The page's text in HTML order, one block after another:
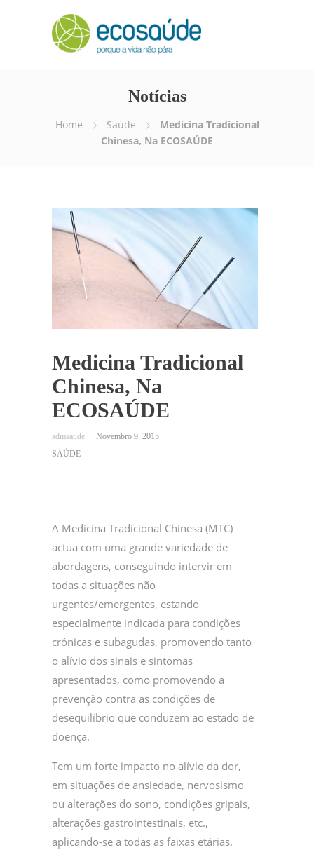
Notícias
Home Saúde
Medicina Tradicional
Chinesa, Na ECOSAÚDE
Medicina Tradicional
Chinesa, Na
ECOSAÚDE
Novembro 9, 2015
SAÚDE
A Medicina Tradicional Chinesa (MTC)
actua com uma grande variedade de
abordagens, conseguindo intervir em
todas a situações não
urgentes/emergentes, estando
especialmente indicada para condições
crónicas e subagudas, promovendo tanto
o alívio dos sinais e sintomas
apresentados, como promovendo a
prevenção contra as condições de
desequilíbrio que conduzem ao estado de
doença.
Tem um forte impacto no alívio da dor,
em situações de ansiedade, nervosismo
ou alterações do sono, condições gripais,
alterações gastrointestinais, etc.,
aplicando-se a todas as faixas etárias.